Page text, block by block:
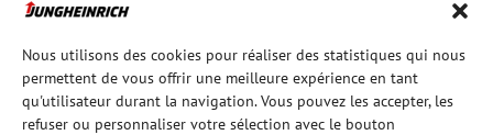
Nous utilisons des cookies pour réaliser des statistiques qui nous
permettent de vous offrir une meilleure expérience en tant
qu'utilisateur durant la navigation. Vous pouvez les accepter, les
refuser ou personnaliser votre sélection avec le bouton
POSTULER